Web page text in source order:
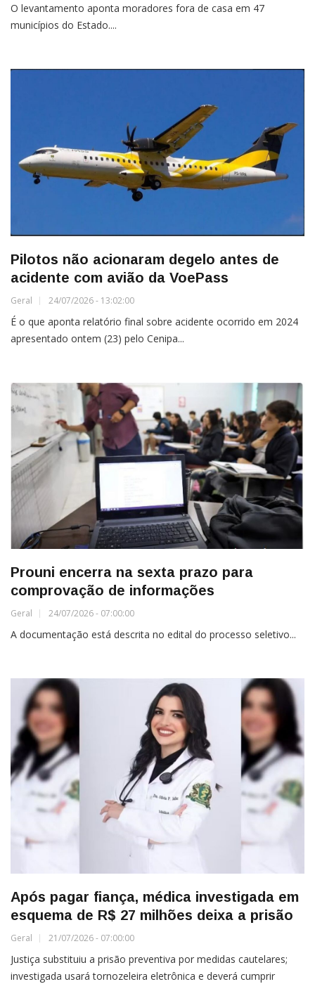
O levantamento aponta moradores fora de casa em 47
municípios do Estado....
Pilotos não acionaram degelo antes de
acidente com avião da VoePass
Geral 24/07/2026 - 13:02:00
É o que aponta relatório final sobre acidente ocorrido em 2024
apresentado ontem (23) pelo Cenipa...
Prouni encerra na sexta prazo para
comprovação de informações
Geral 24/07/2026 - 07:00:00
A documentação está descrita no edital do processo seletivo...
Após pagar fiança, médica investigada em
esquema de R$ 27 milhões deixa a prisão
Geral 21/07/2026 - 07:00:00
Justiça substituiu a prisão preventiva por medidas cautelares;
investigada usará tornozeleira eletrônica e deverá cumprir